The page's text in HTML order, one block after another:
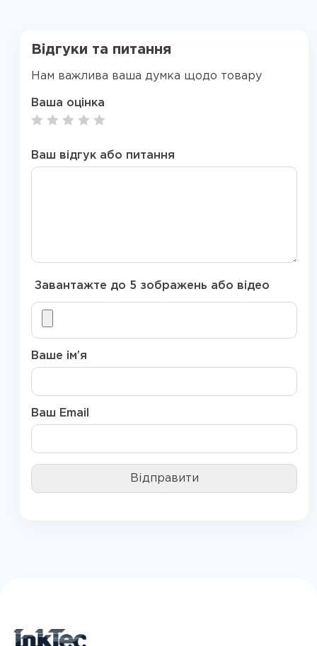
Відгуки та питання
Нам важлива ваша думка щодо товару
Ваша оцінка
Ваш відгук або питання
Завантажте до 5 зображень або відео
Ваше ім’я
Ваш Email